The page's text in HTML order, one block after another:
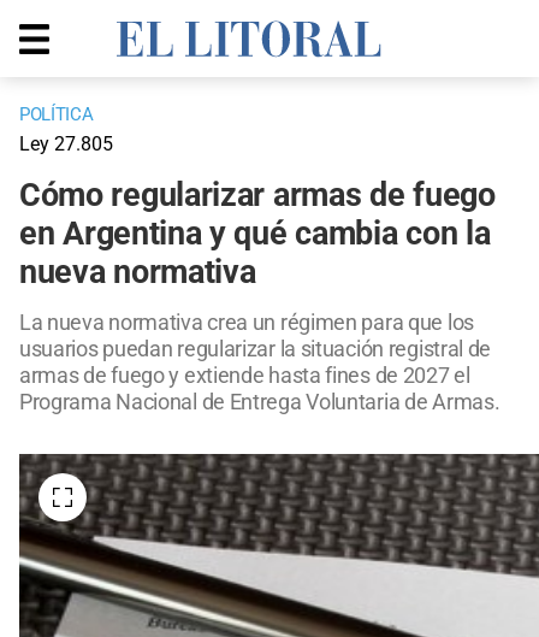
POLÍTICA
Ley 27.805
Cómo regularizar armas de fuego
en Argentina y qué cambia con la
nueva normativa
La nueva normativa crea un régimen para que los
usuarios puedan regularizar la situación registral de
armas de fuego y extiende hasta fines de 2027 el
Programa Nacional de Entrega Voluntaria de Armas.